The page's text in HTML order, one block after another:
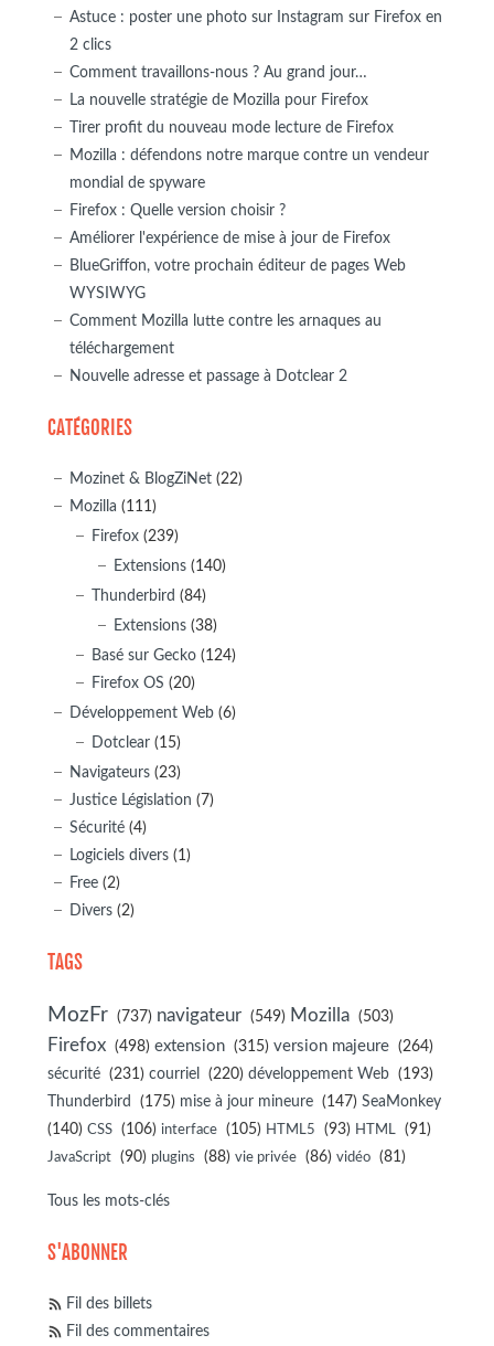
Astuce : poster une photo sur Instagram sur Firefox en
2 clics
Comment travaillons-nous ? Au grand jour…
La nouvelle stratégie de Mozilla pour Firefox
Tirer profit du nouveau mode lecture de Firefox
Mozilla : défendons notre marque contre un vendeur
mondial de spyware
Firefox : Quelle version choisir ?
Améliorer l'expérience de mise à jour de Firefox
BlueGriffon, votre prochain éditeur de pages Web
WYSIWYG
Comment Mozilla lutte contre les arnaques au
téléchargement
Nouvelle adresse et passage à Dotclear 2
CATÉGORIES
Mozinet & BlogZiNet (22)
Mozilla (111)
Firefox (239)
Extensions (140)
Thunderbird (84)
Extensions (38)
Basé sur Gecko (124)
Firefox OS (20)
Développement Web (6)
Dotclear (15)
Navigateurs (23)
Justice Législation (7)
Sécurité (4)
Logiciels divers (1)
Free (2)
Divers (2)
TAGS
MozFr (737) navigateur (549) Mozilla (503)
Firefox (498) extension (315) version majeure (264)
sécurité (231) courriel (220) développement Web (193)
Thunderbird (175) mise à jour mineure (147) SeaMonkey
(140) CSS (106) interface (105) HTML5 (93) HTML (91)
JavaScript (90) plugins (88) vie privée (86) vidéo (81)
Tous les mots-clés
S'ABONNER
Fil des billets
Fil des commentaires